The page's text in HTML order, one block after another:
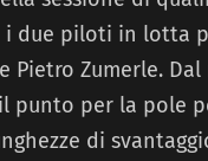
i due piloti in lotta
Pietro Zumerle.
punto per la pole
di